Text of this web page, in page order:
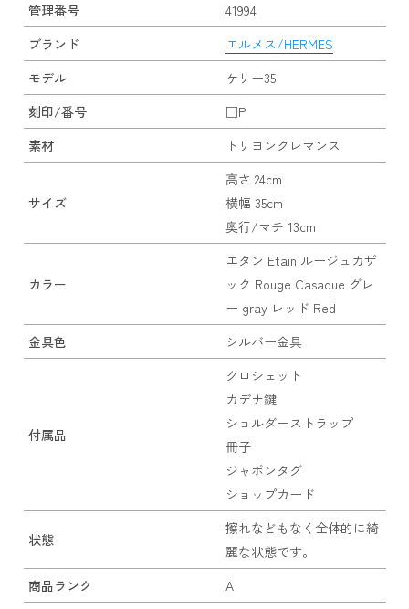
管理番号
41994
ブランド
エルメス/HERMES
モデル
ケリー35
刻印/番号
□P
素材
トリヨンクレマンス
サイズ
高さ 24cm
横幅 35cm
奥行/マチ 13cm
カラー
エタン Etain ルージュカザ
ック Rouge Casaque グレ
ー gray レッド Red
金具色
シルバー金具
付属品
クロシェット
カデナ鍵
ショルダーストラップ
冊子
ジャポンタグ
ショップカード
状態
擦れなどもなく全体的に綺
麗な状態です。
商品ランク
A